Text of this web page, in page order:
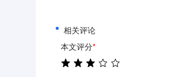
相关评论
本文评分*